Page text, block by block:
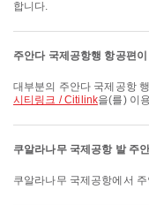
합니다.
주안다 국제공항행 항공편
대부분의 주안다 국제공항
시티링크 / Citilink을(를) 이
쿠알라나무 국제공항 발 주
쿠알라나무 국제공항에서